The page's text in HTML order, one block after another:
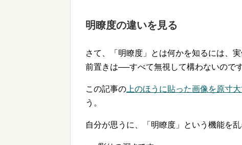
明瞭度の違いを見る
さて、「明瞭度」とは何かを知るには、
前置きは──すべて無視して構わないので
この記事の 上のほうに貼った画像を原寸
う。
自分が思うに、「明瞭度」という機能を